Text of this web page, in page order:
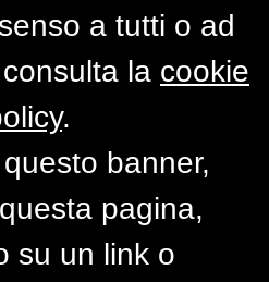
buona
Afrika
a tutti o ad
la cookie
.
banner,
pagina,
su un link o